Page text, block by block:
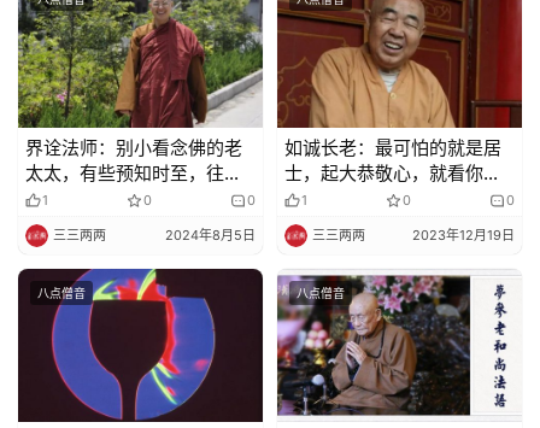
界诠法师：别小看念佛的老
太太，有些预知时至，往生
的时候很好
1 0 0
三三两两 2024年8月5日
如诚长老：最可怕的就是居
士，起大恭敬心，就看你出
家人动不动心
1 0 0
三三两两 2023年12月19日
八点僧音 八点僧音